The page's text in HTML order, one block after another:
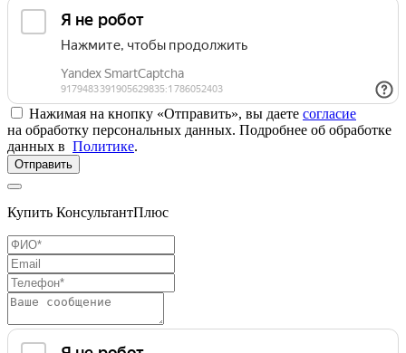
Нажимая на кнопку «Отправить», вы даете согласие
на обработку персональных данных. Подробнее об обработке
данных в Политике.
Отправить
Купить КонсультантПлюс